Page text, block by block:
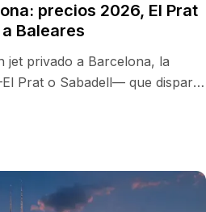
precios 2026, El Prat
Baleares
jet privado a Barcelona, la
Prat o Sabadell— que dispara